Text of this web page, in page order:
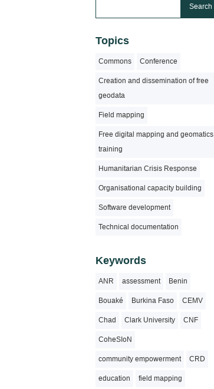
Topics
Commons Conference
Creation and dissemination of free
geodata
Field mapping
Free digital mapping and geomatics
training
Humanitarian Crisis Response
Organisational capacity building
Software development
Technical documentation
Keywords
ANR assessment Benin
Bouaké Burkina Faso CEMV
Chad Clark University CNF
CoheSIoN
community empowerment CRD
education field mapping